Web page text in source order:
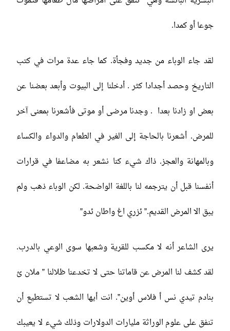
جوعا أو كمدا.
لقد جاء الوباء من جديد وفجأة. كما جاء عدة مرات في كتب
التاريخ وحصد أجدادا كثر . أدخلنا إلى البيوت وأبعد بعضنا عن
بعض او زادنا بعدا . وجدنا مرضى أو موتى فأشعرنا بمعنى آخر
للمرض. أشعرنا بالحاجة إلى الغير في الطعام والدواء والكساء
وبالمهانة والعجز. ذاك شيء كنا نشعر به مضاعفا في قرارات
أنفسنا قبل أن يترجمه لنا باللغة الواضحة. لكن الوباء ذهب ولم
يبق الا المرض القديم.” ئزري اغ واطان ئدو”
يرى الشاعر أنه لا مكسب للقرية وشعبها سوى الوعي بالدرب.
لقد كشف لنا المرض عن قاماتنا حتى لا تخدعنا ظلالنا ” ملان ئ
بنادم تيدي نس أ فلاس أوين”. انت أيها الشعب لا تستطيع أن
تنفق على علوم الوراثة مليارات الدولارات وذلك شيء لا يعيبك